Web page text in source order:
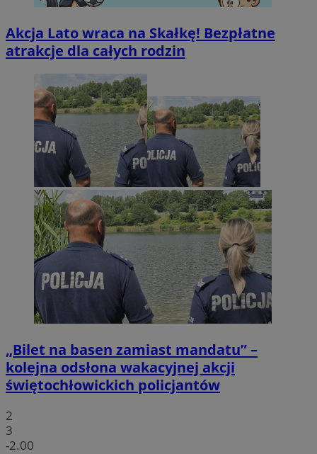
Akcja Lato wraca na Skałkę! Bezpłatne
atrakcje dla całych rodzin
„Bilet na basen zamiast mandatu” –
kolejna odsłona wakacyjnej akcji
świętochłowickich policjantów
2
3
-2.00